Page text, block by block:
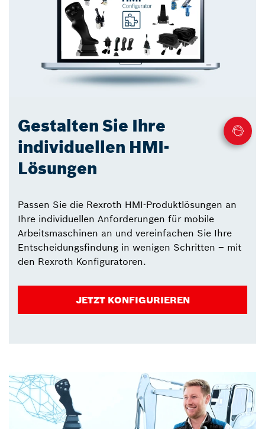
Gestalten Sie Ihre
individuellen HMI-
Lösungen
Passen Sie die Rexroth HMI-Produktlösungen an
Ihre individuellen Anforderungen für mobile
Arbeitsmaschinen an und vereinfachen Sie Ihre
Entscheidungsfindung in wenigen Schritten – mit
den Rexroth Konfiguratoren.
JETZT KONFIGURIEREN